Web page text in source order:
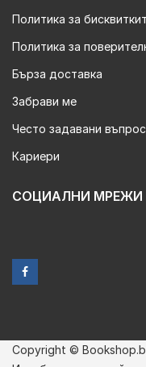
Политика за
Политика за
Бърза доставка
Забрави ме
Често задавани
Кариери
СОЦИАЛНИ МРЕЖИ
Copyright ©